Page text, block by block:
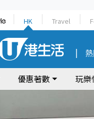
HK Travel
熱
優惠著數 玩樂